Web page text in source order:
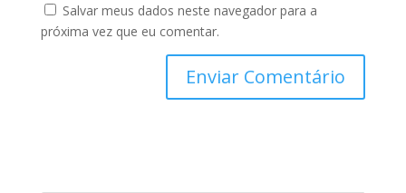
Salvar meus dados neste navegador para a
próxima vez que eu comentar.